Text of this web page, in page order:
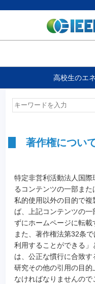
高校生のエ
著作権につい
特定非営利活動法人国
るコンテンツの一部ま
私的使用以外の目的で複
ば、上記コンテンツの
ずにホームページに転載
また、著作権法第32条
利用することができる
は、公正な慣行に合致す
研究その他の引用の目
なければなりませんので